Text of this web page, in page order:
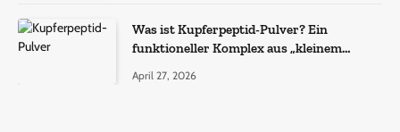
Was ist Kupferpeptid-Pulver? Ein
funktioneller Komplex aus „kleinem
April 27, 2026